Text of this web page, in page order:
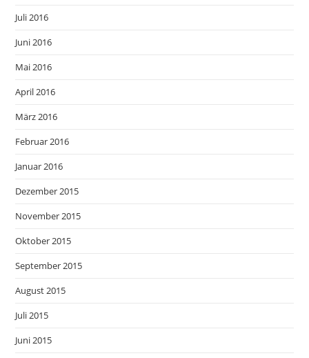
Juli 2016
Juni 2016
Mai 2016
April 2016
März 2016
Februar 2016
Januar 2016
Dezember 2015
November 2015
Oktober 2015
September 2015
August 2015
Juli 2015
Juni 2015